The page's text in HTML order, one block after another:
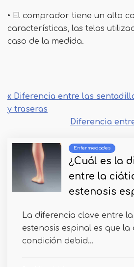
• El comprador tiene un alto
características, las telas
caso de la medida.
« Diferencia entre las
y traseras
Diferencia
Enfermedades
¿Cuál es la
entre la
estenosis
La diferencia clave entre
estenosis espinal es que la
condición debid...